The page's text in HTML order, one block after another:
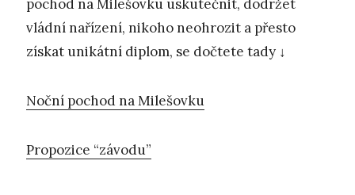
pochod na Milešovku uskutečnit, dodržet
vládní nařízení, nikoho neohrozit a přesto
získat unikátní diplom, se dočtete tady ↓
Noční pochod na Milešovku
Propozice “závodu”